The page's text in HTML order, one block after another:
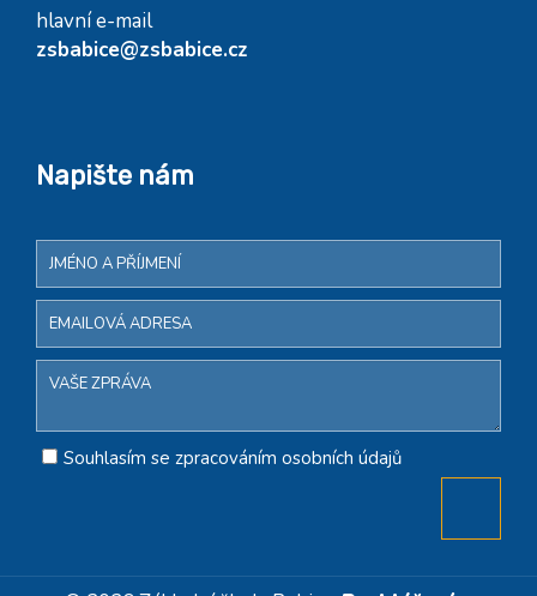
hlavní e-mail
zsbabice@zsbabice.cz
Napište nám
Souhlasím se zpracováním osobních údajů